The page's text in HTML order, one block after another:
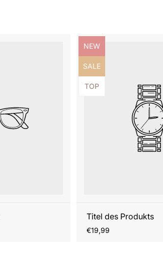
Produktbezeichnung:
NEW
Produktbezeichnung:
SALE
Produktbezeichnung:
TOP
Titel des Produkts
Regulärer
€19,99